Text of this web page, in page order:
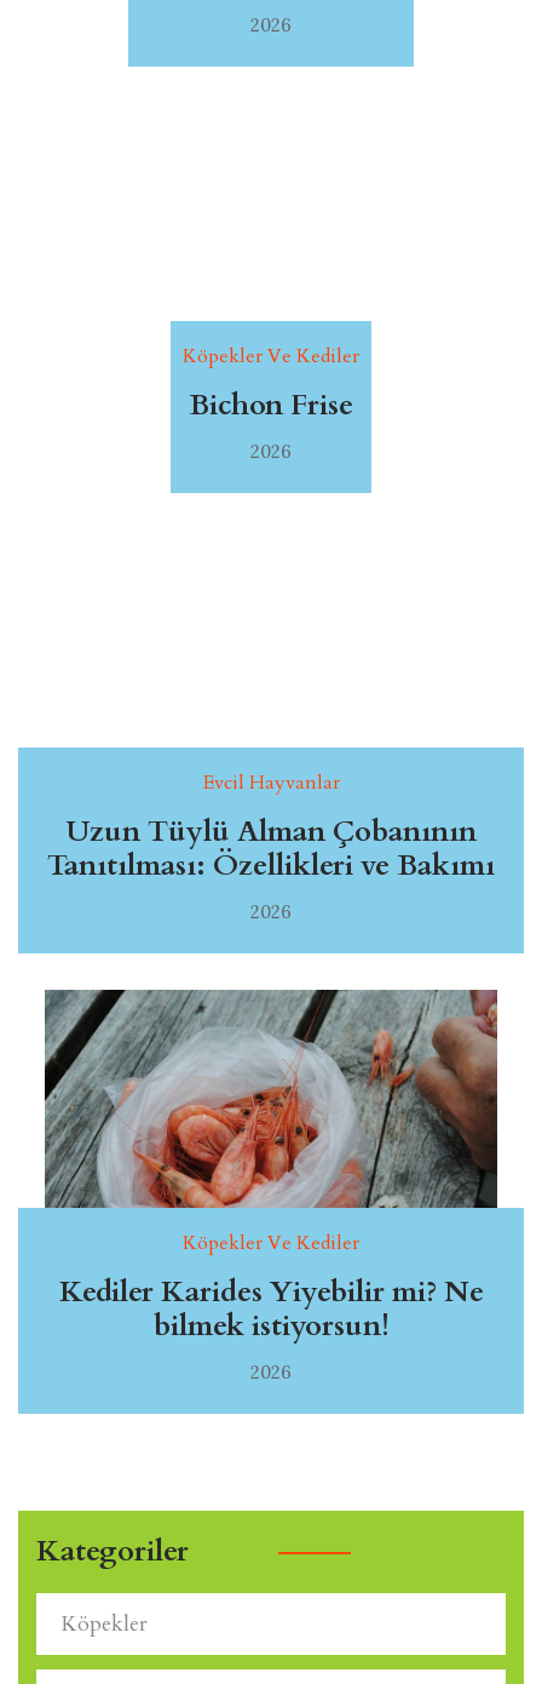
2026
Köpekler Ve Kediler
Bichon Frise
2026
Evcil Hayvanlar
Uzun Tüylü Alman Çobanının
Tanıtılması: Özellikleri ve Bakımı
2026
Köpekler Ve Kediler
Kediler Karides Yiyebilir mi? Ne
bilmek istiyorsun!
2026
Kategoriler
Köpekler